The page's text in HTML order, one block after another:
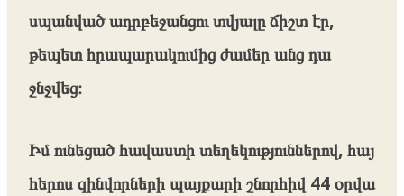
սպանված ադրբեջանցու տվյալը ճիշտ էր,
թեպետ հրապարակումից ժամեր անց դա
ջնջվեց։
Իմ ունեցած հավաստի տեղեկություններով, հայ
հերոս զինվորների պայքարի շնորհիվ 44 օրվա